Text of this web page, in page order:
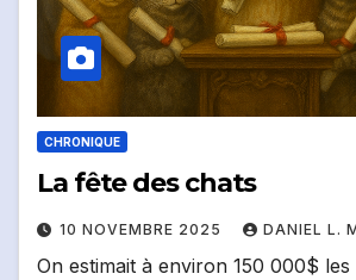
CHRONIQUE
La fête des chats
10 NOVEMBRE 2025 DANIEL L.
On estimait à environ 150 000$